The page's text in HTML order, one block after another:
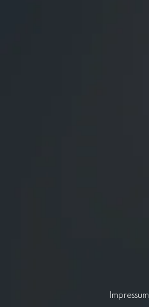
Impressum